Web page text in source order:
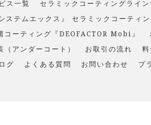
ス一覧
セラミックコーティングライ
テムエックス』 セラミックコーティン
コーティング『DEOFACTOR Mobi』
アンダーコート）
お取引の流れ 料
グ よくある質問 お問い合わせ プ